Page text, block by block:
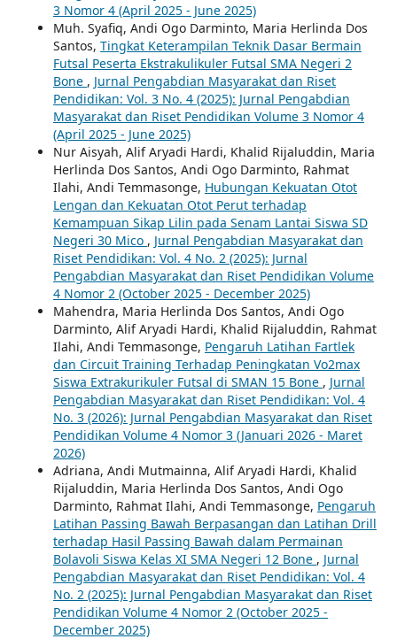
3 Nomor 4 (April 2025 - June 2025)
Muh. Syafiq, Andi Ogo Darminto, Maria Herlinda Dos
Santos, Tingkat Keterampilan Teknik Dasar Bermain
Futsal Peserta Ekstrakulikuler Futsal SMA Negeri 2
Bone , Jurnal Pengabdian Masyarakat dan Riset
Pendidikan: Vol. 3 No. 4 (2025): Jurnal Pengabdian
Masyarakat dan Riset Pendidikan Volume 3 Nomor 4
(April 2025 - June 2025)
Nur Aisyah, Alif Aryadi Hardi, Khalid Rijaluddin, Maria
Herlinda Dos Santos, Andi Ogo Darminto, Rahmat
Ilahi, Andi Temmasonge, Hubungan Kekuatan Otot
Lengan dan Kekuatan Otot Perut terhadap
Kemampuan Sikap Lilin pada Senam Lantai Siswa SD
Negeri 30 Mico , Jurnal Pengabdian Masyarakat dan
Riset Pendidikan: Vol. 4 No. 2 (2025): Jurnal
Pengabdian Masyarakat dan Riset Pendidikan Volume
4 Nomor 2 (October 2025 - December 2025)
Mahendra, Maria Herlinda Dos Santos, Andi Ogo
Darminto, Alif Aryadi Hardi, Khalid Rijaluddin, Rahmat
Ilahi, Andi Temmasonge, Pengaruh Latihan Fartlek
dan Circuit Training Terhadap Peningkatan Vo2max
Siswa Extrakurikuler Futsal di SMAN 15 Bone , Jurnal
Pengabdian Masyarakat dan Riset Pendidikan: Vol. 4
No. 3 (2026): Jurnal Pengabdian Masyarakat dan Riset
Pendidikan Volume 4 Nomor 3 (Januari 2026 - Maret
2026)
Adriana, Andi Mutmainna, Alif Aryadi Hardi, Khalid
Rijaluddin, Maria Herlinda Dos Santos, Andi Ogo
Darminto, Rahmat Ilahi, Andi Temmasonge, Pengaruh
Latihan Passing Bawah Berpasangan dan Latihan Drill
terhadap Hasil Passing Bawah dalam Permainan
Bolavoli Siswa Kelas XI SMA Negeri 12 Bone , Jurnal
Pengabdian Masyarakat dan Riset Pendidikan: Vol. 4
No. 2 (2025): Jurnal Pengabdian Masyarakat dan Riset
Pendidikan Volume 4 Nomor 2 (October 2025 -
December 2025)